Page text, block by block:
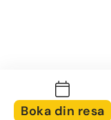
Boka din resa